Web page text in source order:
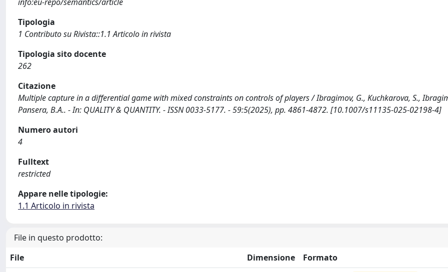
Tipologia
1 Contributo su Rivista::1.1 Articolo in rivista
Tipologia sito docente
262
Citazione
Multiple capture in a differential game with mixed constraints on controls of players / Ibragimov, G., Kuchkarova, S.,
Pansera, B.A.. - In: QUALITY & QUANTITY. - ISSN 0033-5177. - 59:5(2025), pp. 4861-4872. [10.1007/s11135-025-02198-4]
Numero autori
4
Fulltext
restricted
Appare nelle tipologie:
1.1 Articolo in rivista
File in questo prodotto:
File
Dimensione
Formato